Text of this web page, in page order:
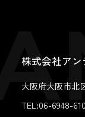
株式会社アン
大阪府大阪市北
TEL:06-6948-